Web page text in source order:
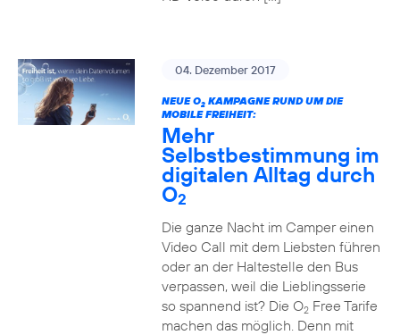
04. Dezember 2017
NEUE O2KAMPAGNE RUND UM DIE
MOBILE FREIHEIT:
Mehr
Selbstbestimmung im
digitalen Alltag durch
O2
Die ganze Nacht im Camper einen
Video Call mit dem Liebsten führen
oder an der Haltestelle den Bus
verpassen, weil die Lieblingsserie
so spannend ist? Die O2Free Tarife
machen das möglich. Denn mit